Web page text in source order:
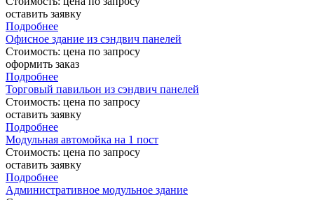
оставить заявку
Подробнее
Офисное здание из сэндвич панелей
Стоимость: цена по запросу
оформить заказ
Подробнее
Торговый павильон из сэндвич панелей
Стоимость: цена по запросу
оставить заявку
Подробнее
Модульная автомойка на 1 пост
Стоимость: цена по запросу
оставить заявку
Подробнее
Административное модульное здание